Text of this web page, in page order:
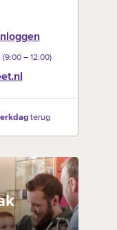
(9:00 –‍ 12:00)
terug